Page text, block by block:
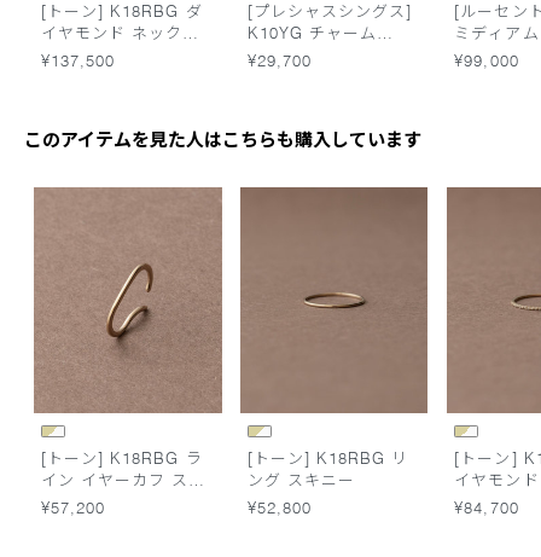
[トーン] K18RBG ダ
イヤモンド ネックレ
ス ファビュラス
¥137,500
[プレシャスシングス]
K10YG チャーム
/Snake
¥29,700
[ルーセン
ミディア
¥99,000
このアイテムを見た人はこちらも購入しています
[トーン] K18RBG ラ
イン イヤーカフ スキ
ニー
¥57,200
[トーン] K18RBG リ
ング スキニー
¥52,800
[トーン]
イヤモン
キニー
¥84,700